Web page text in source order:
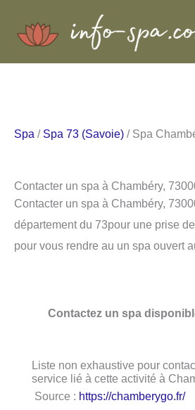
Spa / Spa 73 (Savoie) / Spa
Contacter un spa à Chambéry,
Contacter un spa à Chambéry,
département du 73pour une prise
pour vous rendre au un spa ouvert
Contactez un spa
Liste non exhaustive pour
service lié à cette activité à
Source : https://chamberygo.fr/